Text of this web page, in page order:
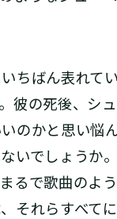
ばん表れて
彼の死後、シ
のかと思い悩
いでしょうか。
で歌曲のよ
れらすべて